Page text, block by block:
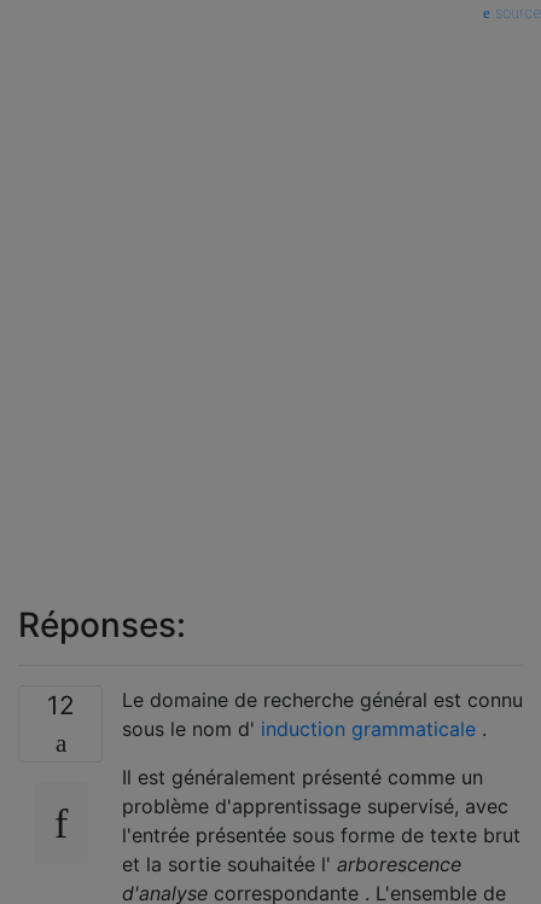
source
Réponses:
12
Le domaine de recherche général est connu
sous le nom d' induction grammaticale .
Il est généralement présenté comme un
problème d'apprentissage supervisé, avec
l'entrée présentée sous forme de texte brut
et la sortie souhaitée l' arborescence
d'analyse correspondante . L'ensemble de